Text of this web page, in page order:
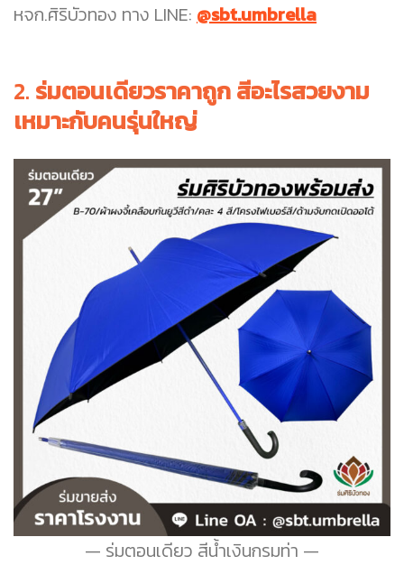
หจก.ศิริบัวทอง ทาง LINE: @sbt.umbrella
2. ร่มตอนเดียวราคาถูก สีอะไรสวยงาม
เหมาะกับคนรุ่นใหญ่
ร่มตอนเดียว สีน้ำเงินกรมท่า